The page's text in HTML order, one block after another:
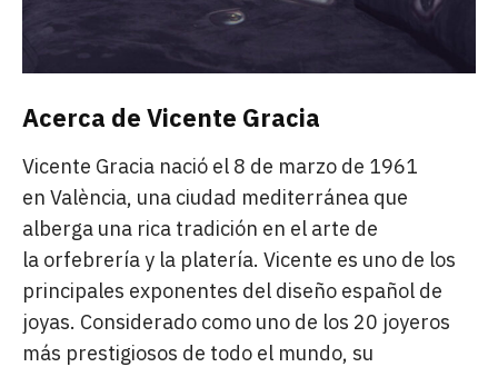
Acerca de Vicente Gracia
Vicente Gracia nació el 8 de marzo de 1961
en València, una ciudad mediterránea que
alberga una rica tradición en el arte de
la orfebrería y la platería. Vicente es uno de los
principales exponentes del diseño español de
joyas. Considerado como uno de los 20 joyeros
más prestigiosos de todo el mundo, su